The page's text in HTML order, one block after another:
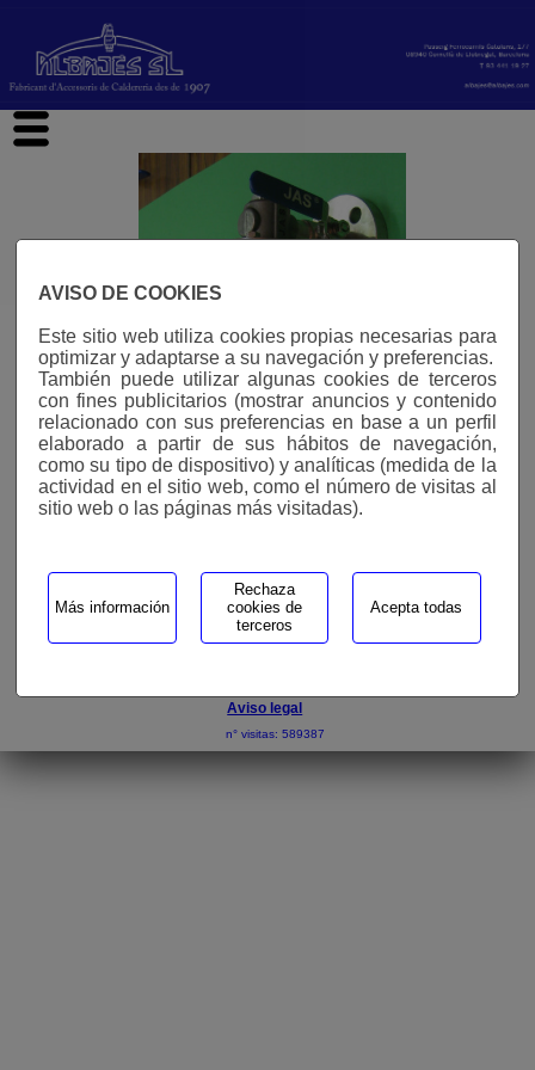
AVISO DE COOKIES
Este sitio web utiliza cookies propias necesarias para
optimizar y adaptarse a su navegación y preferencias.
También puede utilizar algunas cookies de terceros
con fines publicitarios (mostrar anuncios y contenido
relacionado con sus preferencias en base a un perfil
elaborado a partir de sus hábitos de navegación,
como su tipo de dispositivo) y analíticas (medida de la
actividad en el sitio web, como el número de visitas al
sitio web o las páginas más visitadas).
Más información
Rechaza
cookies de
terceros
Acepta todas
Aviso legal
n° visitas: 589387